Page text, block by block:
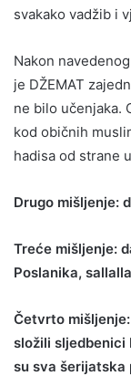
svakako vadžib i
Nakon
je DŽEMAT
ne bilo učenjaka.
kod običnih
hadisa od strane
Drugo mišljenje:
Treće mišljenje:
Poslanika,
Četvrto
složili sljedbenici
su sva šerijatska